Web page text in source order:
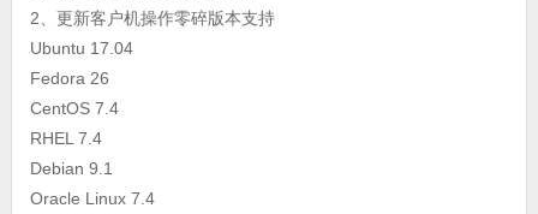
2、更新客户机操作零碎版本支持
Ubuntu 17.04
Fedora 26
CentOS 7.4
RHEL 7.4
Debian 9.1
Oracle Linux 7.4